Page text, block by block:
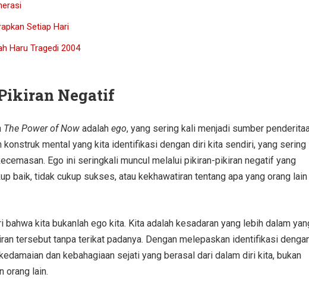
Setiap Hari
Haru Tragedi 2004
Negatif
The Power of Now adalah ego, yang sering kali menjadi sumber
konstruk mental yang kita identifikasi dengan diri kita sendiri, yang sering
Ego ini seringkali muncul melalui pikiran-pikiran negatif yang
baik, tidak cukup sukses, atau kekhawatiran tentang apa yang orang lain
kita bukanlah ego kita. Kita adalah kesadaran yang lebih dalam
tersebut tanpa terikat padanya. Dengan melepaskan identifikasi
dan kebahagiaan sejati yang berasal dari dalam diri kita, bukan
orang lain.